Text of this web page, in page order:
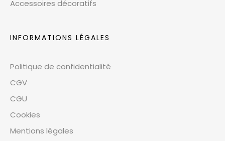
Accessoires décoratifs
INFORMATIONS LÉGALES
Politique de confidentialité
CGV
CGU
Cookies
Mentions légales